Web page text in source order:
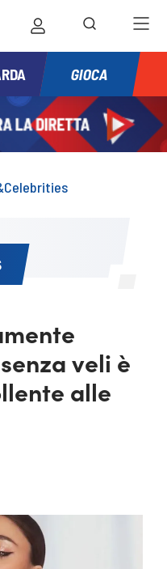
GIOCA
veli è
alle